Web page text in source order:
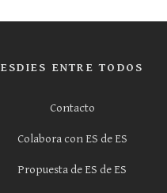
ESDIES ENTRE TODOS
Contacto
Colabora con ES de ES
Propuesta de ES de ES